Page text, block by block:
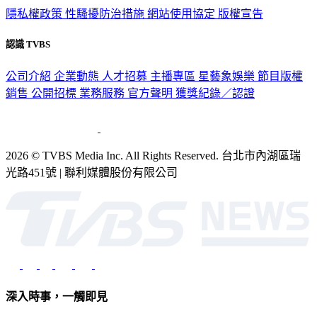
隱私權政策 性騷擾防治措施 網站使用協定 版權宣告
認識 TVBS
公司介紹 企業動態 人才招募 主播專區 星藝象娛樂 節目版權
銷售 公開招標 業務服務 官方聲明 獲獎紀錄／認證
2026 © TVBS Media Inc. All Rights Reserved. 台北市內湖區瑞
光路451號 | 聯利媒體股份有限公司
深入時事，一觸即見